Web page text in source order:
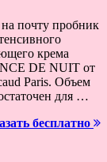
почту пробник
крема
DE NUIT от
Paris. Объем
для …
бесплатно